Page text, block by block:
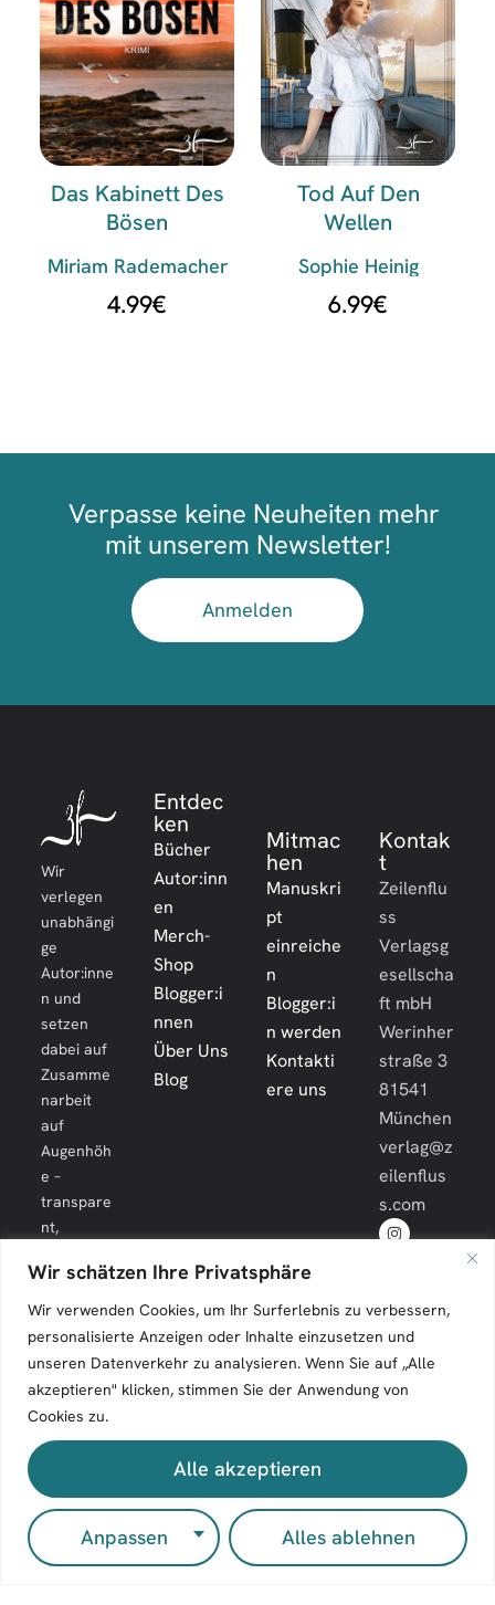
Wir schätzen Ihre Privatsphäre
Wir verwenden Cookies, um Ihr Surferlebnis zu verbessern,
personalisierte Anzeigen oder Inhalte einzusetzen und
unseren Datenverkehr zu analysieren. Wenn Sie auf „Alle
akzeptieren" klicken, stimmen Sie der Anwendung von
Cookies zu.
Anpassen Alles ablehnen
Alle akzeptieren
Das Kabinett Des
Bösen
Miriam Rademacher
4.99€
Tod Auf Den
Wellen
Sophie Heinig
6.99€
Verpasse keine Neuheiten mehr
mit unserem Newsletter!
Anmelden
Wir
verlegen
unabhängi
ge
Autor:inne
n und
setzen
dabei auf
Zusamme
narbeit
auf
Augenhöh
e –
transpare
nt,
und
langfristig.
Entdec
ken
Bücher
Autor:inn
en
Merch-
Shop
Blogger:i
nnen
Über Uns
Blog
Mitmac
hen
Manuskri
pt
einreiche
n
Blogger:i
n werden
Kontakti
ere uns
Kontak
t
Zeilenflu
ss
Verlagsg
esellscha
ft mbH
Werinher
straße 3
81541
München
verlag@z
eilenflus
s.com
Zeilenfluss © 2026. All Rights Reserved.
Impressum Kontakt